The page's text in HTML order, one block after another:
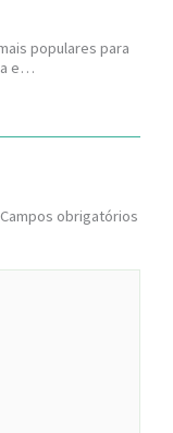
populares para
e…
Campos obrigatórios